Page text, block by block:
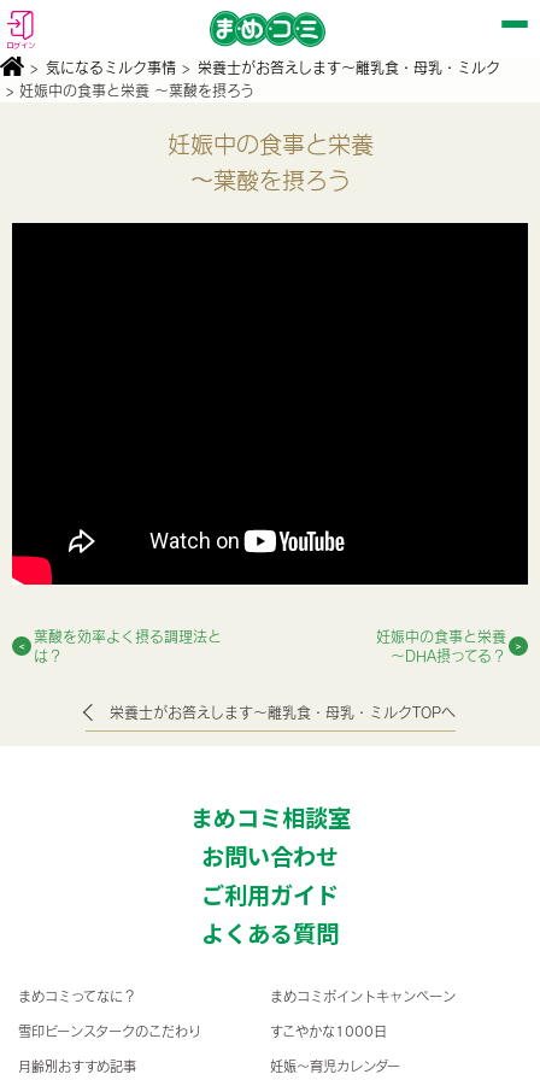
ログイン
> 気になるミルク事情 > 栄養士がお答えします～離乳食・母乳・ミルク
> 妊娠中の食事と栄養 ～葉酸を摂ろう
妊娠中の食事と栄養
～葉酸を摂ろう
葉酸を効率よく摂る調理法と
は？
妊娠中の食事と栄養
～DHA摂ってる？
栄養士がお答えします～離乳食・母乳・ミルクTOPへ
まめコミ相談室
お問い合わせ
ご利用ガイド
よくある質問
まめコミってなに？ まめコミポイントキャンペーン
雪印ビーンスタークのこだわり すこやかな1000日
月齢別おすすめ記事 妊娠〜育児カレンダー